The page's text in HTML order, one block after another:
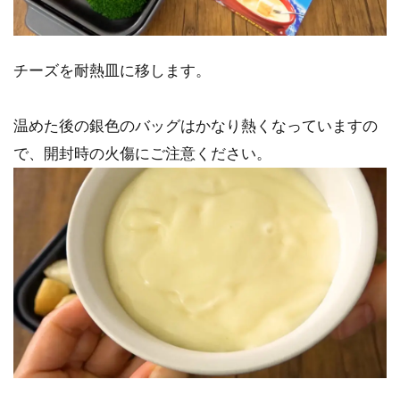
チーズを耐熱皿に移します。
温めた後の銀色のバッグはかなり熱くなっていますの
で、開封時の火傷にご注意ください。